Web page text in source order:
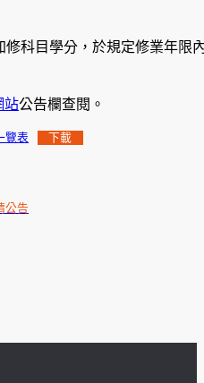
修科目學分，於規定修業年
站公告欄查閱。
覽表 下載
公告